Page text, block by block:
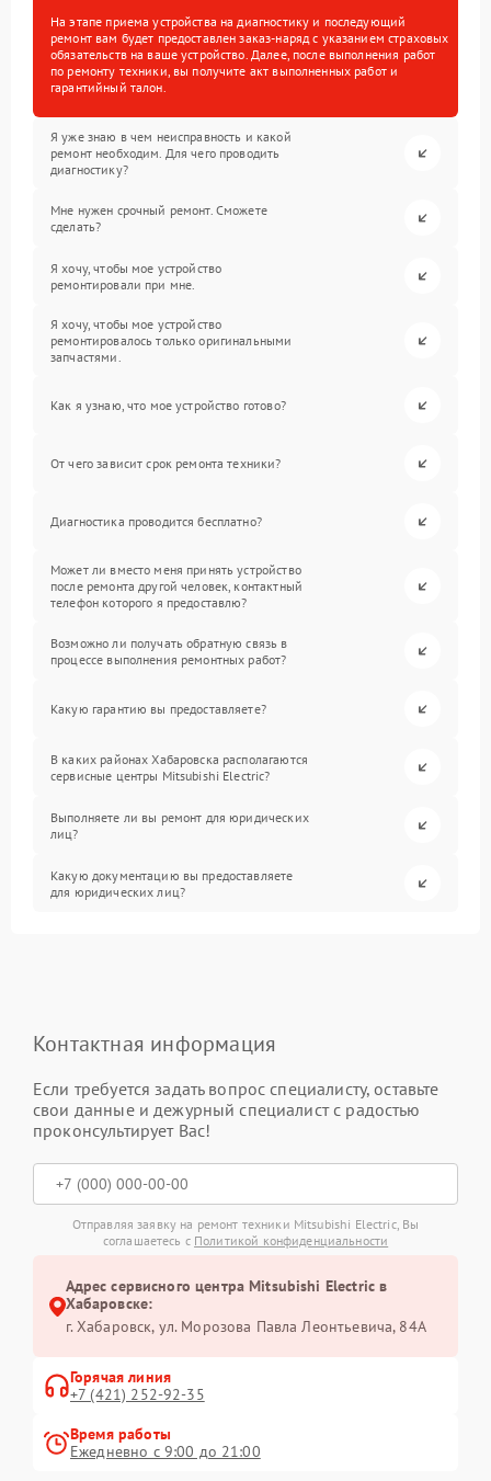
На этапе приема устройства на диагностику и последующий
ремонт вам будет предоставлен заказ-наряд с указанием страховых
обязательств на ваше устройство. Далее, после выполнения работ
по ремонту техники, вы получите акт выполненных работ и
гарантийный талон.
Я уже знаю в чем неисправность и какой
ремонт необходим. Для чего проводить
диагностику?
Мне нужен срочный ремонт. Сможете
сделать?
Я хочу, чтобы мое устройство
ремонтировали при мне.
Я хочу, чтобы мое устройство
ремонтировалось только оригинальными
запчастями.
Как я узнаю, что мое устройство готово?
От чего зависит срок ремонта техники?
Диагностика проводится бесплатно?
Может ли вместо меня принять устройство
после ремонта другой человек, контактный
телефон которого я предоставлю?
Возможно ли получать обратную связь в
процессе выполнения ремонтных работ?
Какую гарантию вы предоставляете?
В каких районах Хабаровска располагаются
сервисные центры Mitsubishi Electric?
Выполняете ли вы ремонт для юридических
лиц?
Какую документацию вы предоставляете
для юридических лиц?
Контактная информация
Если требуется задать вопрос специалисту, оставьте
свои данные и дежурный специалист с радостью
проконсультирует Вас!
Отправляя заявку на ремонт техники Mitsubishi Electric, Вы
соглашаетесь с Политикой конфиденциальности
Адрес сервисного центра Mitsubishi Electric в
Хабаровске:
г. Хабаровск, ул. Морозова Павла Леонтьевича, 84А
Горячая линия
+7 (421) 252-92-35
Время работы
Ежедневно с 9:00 до 21:00